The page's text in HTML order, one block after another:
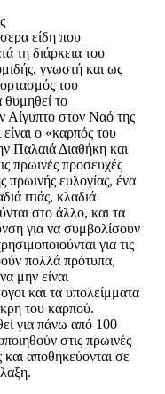
είδη που
τη διάρκεια του
γνωστή και ως
του
θυμηθεί το
Αίγυπτο στον Ναό της
ο «καρπός του
Παλαιά Διαθήκη και
πρωινές προσευχές
πρωινής ευλογίας, ένα
ιτιάς, κλαδιά
στο άλλο, και τα
για να συμβολίσουν
για τις
πολλά πρότυπα,
μην είναι
και τα υπολείμματα
του καρπού.
για πάνω από 100
στις πρωινές
και αποθηκεύονται σε